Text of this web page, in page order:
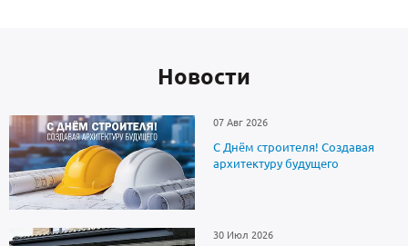
Новоcти
07 Авг 2026
С Днём строителя! Создавая
архитектуру будущего
30 Июл 2026